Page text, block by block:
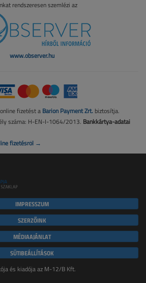
rendszeresen szemlézi az
www.observer.hu
fizetést a Barion Payment Zrt. biztosítja.
száma: H-EN-I-1064/2013. Bankkártya-adatai
fizetésről →
IMPRESSZUM
SZERZŐINK
MÉDIAAJÁNLAT
SÜTIBEÁLLÍTÁSOK
és kiadója az M-12/B Kft.